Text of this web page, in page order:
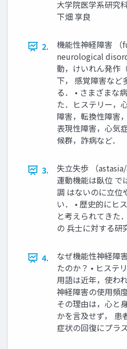
大学院医学系研究
下畑 享良
2.
機能性神経障害
neurological
動，けいれん発作
下， 感覚障害など
る． • さまざまな
た．ヒステリー，
障害，転換性障害
表現性障害，心気
候群，詐病など．
3.
失立失歩 （
運動機能は臥位 で
調 はないのに立位
い． • 歴史的にヒ
と考えられてきた
の 兵士に対する研
4.
なぜ機能性神経障
たのか？ • ヒステ
用語は近年，使わ
神経障害の使用頻
その理由は，心と
かを言及せず， 患
症状の回復にプラ